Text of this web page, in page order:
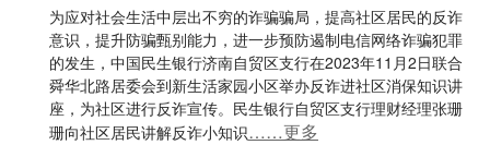
为应对社会生活中层出不穷的诈骗骗局，提高社区居民的反诈
意识，提升防骗甄别能力，进一步预防遏制电信网络诈骗犯罪
的发生，中国民生银行济南自贸区支行在2023年11月2日联合
舜华北路居委会到新生活家园小区举办反诈进社区消保知识讲
座，为社区进行反诈宣传。民生银行自贸区支行理财经理张珊
珊向社区居民讲解反诈小知识……更多